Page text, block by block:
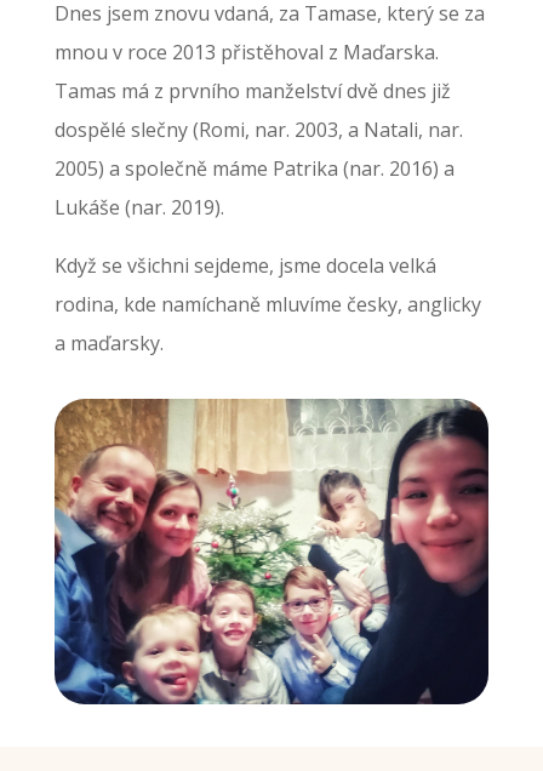
Dnes jsem znovu vdaná, za Tamase, který se za
mnou v roce 2013 přistěhoval z Maďarska.
Tamas má z prvního manželství dvě dnes již
dospělé slečny (Romi, nar. 2003, a Natali, nar.
2005) a společně máme Patrika (nar. 2016) a
Lukáše (nar. 2019).
Když se všichni sejdeme, jsme docela velká
rodina, kde namíchaně mluvíme česky, anglicky
a maďarsky.